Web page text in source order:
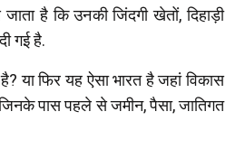
है कि उनकी जिंदगी खेतों, दिहाड़ी
गई है.
या फिर यह ऐसा भारत है जहां विकास
जिनके पास पहले से जमीन, पैसा, जातिगत